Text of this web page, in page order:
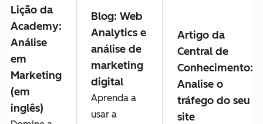
Lição da
Academy:
Análise
em
Marketing
(em
inglês)
Blog: Web
Analytics e
análise de
marketing
digital
Aprenda a
usar a
Artigo da
Central de
Conhecimento:
Analise o
tráfego do seu
site